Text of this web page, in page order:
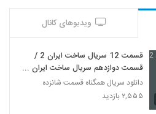
ویدیوهای کانال
قسمت 12 سریال ساخت ایران 2 /
قسمت دوازدهم سریال ساخت ایران
فصل دوم
دانلود سریال همگناه قسمت شانزده
۲,۵۵۵ بازدید